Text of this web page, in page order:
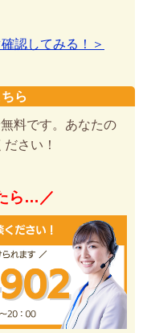
認してみる！＞
ら
料です。あなたの
さい！
ら…／